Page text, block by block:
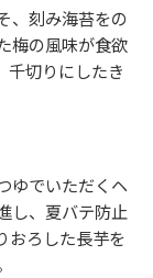
、刻み海苔をの
梅の風味が食欲
千切りにしたき
ゆでいただくヘ
し、夏バテ防止
おろした長芋を